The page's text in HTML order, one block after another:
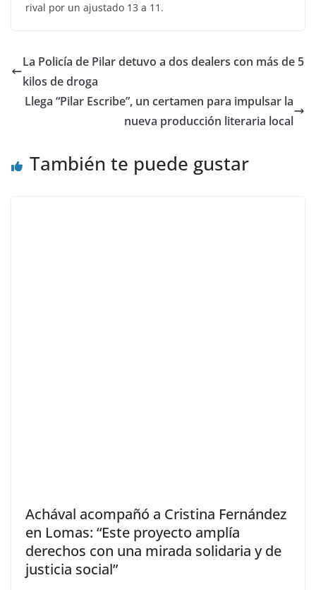
rival por un ajustado 13 a 11.
La Policía de Pilar detuvo a dos dealers con más de 5
kilos de droga
Llega “Pilar Escribe”, un certamen para impulsar la
nueva producción literaria local
También te puede gustar
Achával acompañó a Cristina Fernández
en Lomas: “Este proyecto amplía
derechos con una mirada solidaria y de
justicia social”